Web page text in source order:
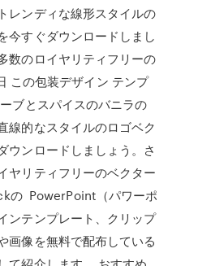
レンディな線形スタイルの
今すぐダウンロードしまし
数のロイヤリティフリーの
この包装デザイン テンプ
ブとスパイスのバニラの
線的なスタイルのロゴベク
ウンロードしましょう。さ
ヤリティフリーのベクター
の PowerPoint（パワーポ
ンテンプレート、クリップ
画像を無料で配布している